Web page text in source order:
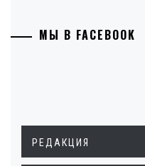
МЫ В FACEBOOK
РЕДАКЦИЯ